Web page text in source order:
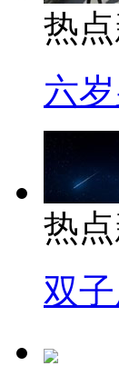
热
六
热
双